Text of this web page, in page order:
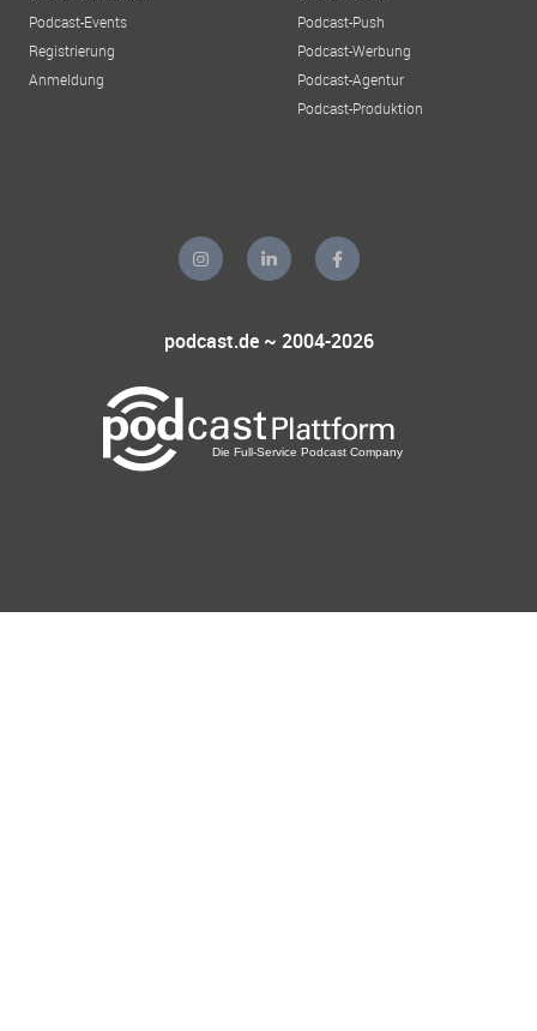
Podcast-Events
Registrierung
Anmeldung
Podcast-Push
Podcast-Werbung
Podcast-Agentur
Podcast-Produktion
podcast.de ~ 2004-2026